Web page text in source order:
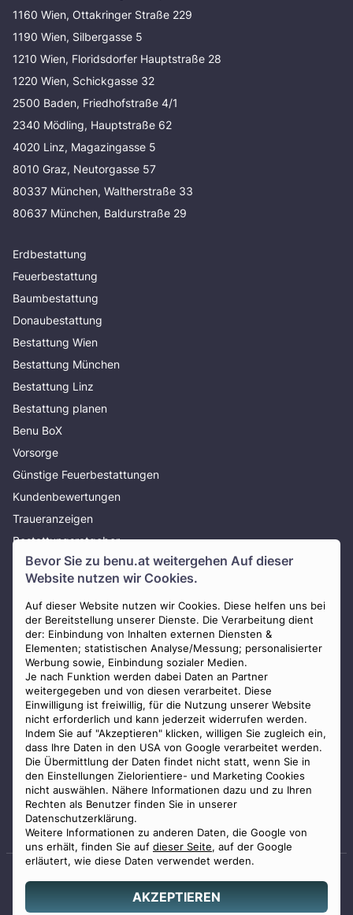
Bevor Sie zu benu.at weitergehen Auf dieser
Website nutzen wir Cookies.
Auf dieser Website nutzen wir Cookies. Diese helfen uns bei
der Bereitstellung unserer Dienste. Die Verarbeitung dient
der: Einbindung von Inhalten externen Diensten &
Elementen; statistischen Analyse/Messung; personalisierter
Werbung sowie, Einbindung sozialer Medien.
Je nach Funktion werden dabei Daten an Partner
weitergegeben und von diesen verarbeitet. Diese
Einwilligung ist freiwillig, für die Nutzung unserer Website
nicht erforderlich und kann jederzeit widerrufen werden.
Indem Sie auf "Akzeptieren" klicken, willigen Sie zugleich ein,
dass Ihre Daten in den USA von Google verarbeitet werden.
Die Übermittlung der Daten findet nicht statt, wenn Sie in
den Einstellungen Zielorientiere- und Marketing Cookies
nicht auswählen. Nähere Informationen dazu und zu Ihren
Rechten als Benutzer finden Sie in unserer
Datenschutzerklärung.
Weitere Informationen zu anderen Daten, die Google von
uns erhält, finden Sie auf dieser Seite, auf der Google
erläutert, wie diese Daten verwendet werden.
AKZEPTIEREN
1160 Wien, Ottakringer Straße 229
1190 Wien, Silbergasse 5
1210 Wien, Floridsdorfer Hauptstraße 28
1220 Wien, Schickgasse 32
2500 Baden, Friedhofstraße 4/1
2340 Mödling, Hauptstraße 62
4020 Linz, Magazingasse 5
8010 Graz, Neutorgasse 57
80337 München, Waltherstraße 33
80637 München, Baldurstraße 29
Erdbestattung
Feuerbestattung
Baumbestattung
Donaubestattung
Bestattung Wien
Bestattung München
Bestattung Linz
Bestattung planen
Benu BoX
Vorsorge
Günstige Feuerbestattungen
Kundenbewertungen
Traueranzeigen
Bestattungsratgeber
Über uns
Presse
AGB
Impressum
Datenschutz
Widerrufsbelehrung
Zahlungsmöglichkeiten
Staatlich geprüfter
© 2026 Benu GmbH. Alle Rechte vorbehalten.